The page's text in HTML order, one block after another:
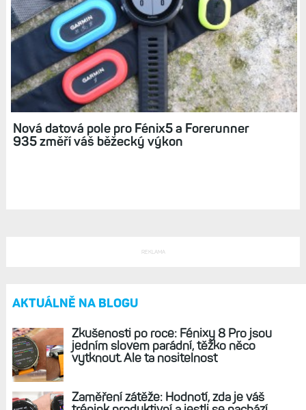
Relive: 3D video vašeho běhu nebo jízdy
v reálném čase získalo nové možnosti
Nová datová pole pro Fénix5 a Forerunner
935 změří váš běžecký výkon